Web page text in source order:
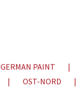
GERMAN PAINT
OST-NORD